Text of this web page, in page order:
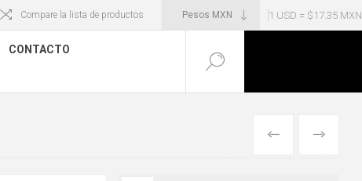
1 USD = $17.35 MXN
Compare la lista de productos
CONTACTO
ANTERIOR